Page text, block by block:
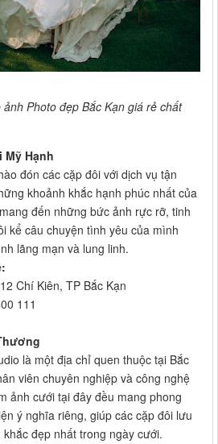
Photo đẹp Bắc Kạn giá rẻ chất
Hạnh
đón các cặp đôi với dịch vụ tận
khoảnh khắc hạnh phúc nhất của
đến những bức ảnh rực rỡ, tinh
kể câu chuyện tình yêu của mình
lãng mạn và lung linh.
Chí Kiên, TP Bắc Kạn
111
là một địa chỉ quen thuộc tại Bắc
viên chuyên nghiệp và công nghệ
ảnh cưới tại đây đều mang phong
ý nghĩa riêng, giúp các cặp đôi lưu
đẹp nhất trong ngày cưới.